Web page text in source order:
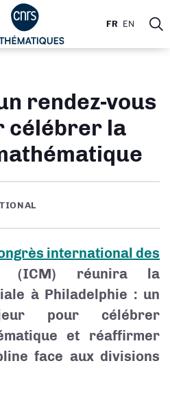
FR EN
rendez-vous
célébrer la
international des
(ICM) réunira la
à Philadelphie : un
pour célébrer
et réaffirmer
face aux divisions